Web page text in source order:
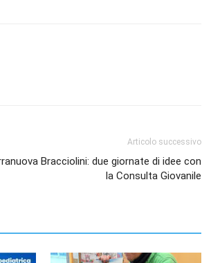
Articolo successivo
Bracciolini: due giornate di idee con
la Consulta Giovanile